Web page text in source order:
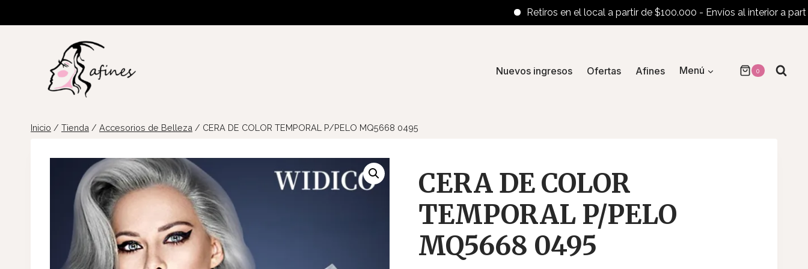
Retiros en el local a partir de $100.000 - Envíos al interior a partir de
Nuevos ingresos Ofertas Afines Menú 0
Inicio / Tienda / Accesorios de Belleza / CERA DE COLOR TEMPORAL P/PELO MQ5668 0495
CERA DE COLOR
TEMPORAL P/PELO
MQ5668 0495